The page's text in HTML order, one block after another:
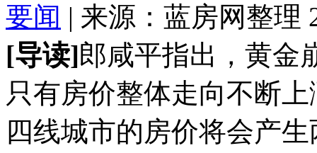
要闻 | 来源：蓝房网整理
[导读]郎咸平指出，黄金
只有房价整体走向不断
四线城市的房价将会产